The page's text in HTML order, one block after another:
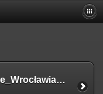
2024_12_09_Aktywne_Wrocławianki_stroiki